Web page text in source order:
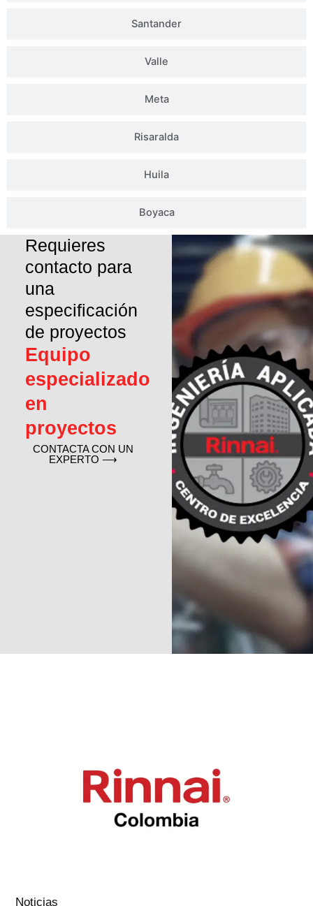
Santander
Valle
Meta
Risaralda
Huila
Boyaca
Requieres
contacto para
una
especificación
de proyectos
Equipo
especializado
en
proyectos
CONTACTA CON UN
EXPERTO ⟶
Noticias